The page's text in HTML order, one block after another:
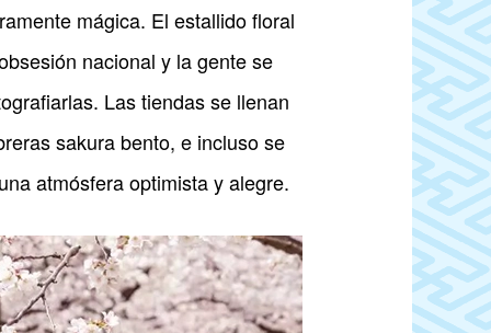
mágica. El estallido floral
nacional y la gente se
Las tiendas se llenan
sakura bento, e incluso se
atmósfera optimista y alegre.